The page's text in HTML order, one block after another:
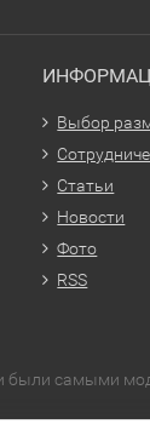
Выбор
Статьи
Новости
Фото
RSS
были самыми